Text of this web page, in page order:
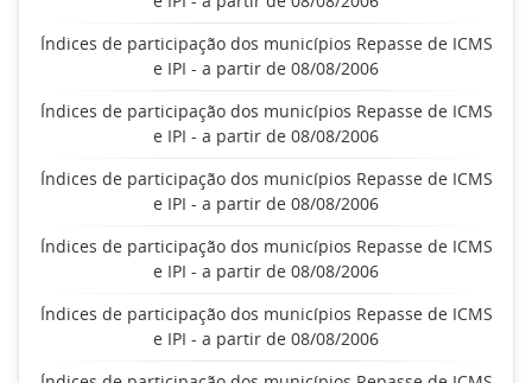
Índices de participação dos municípios Repasse de ICMS
e IPI - a partir de 08/08/2006
Índices de participação dos municípios Repasse de ICMS
e IPI - a partir de 08/08/2006
Índices de participação dos municípios Repasse de ICMS
e IPI - a partir de 08/08/2006
Índices de participação dos municípios Repasse de ICMS
e IPI - a partir de 08/08/2006
Índices de participação dos municípios Repasse de ICMS
e IPI - a partir de 08/08/2006